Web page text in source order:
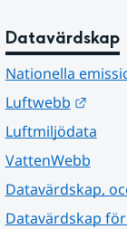
Datavärdskap
Nationella
Luftwebb
Länk
Luftmiljödata
VattenWebb
Datavärdskap,
Datavärdskap